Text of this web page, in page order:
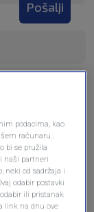
Pošalji
podacima, kao
računaru .
bi se pružila
naši partneri
neki od sadržaja i
odabir postavki
ili pristanak
link na dnu ove